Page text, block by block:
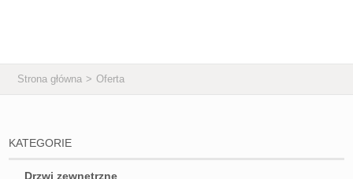
Strona główna > Oferta
KATEGORIE
Drzwi zewnętrzne